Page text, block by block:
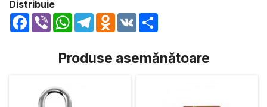
Distribuie
Facebook
Viber WhatsApp
TelegramOdnoklassniki
VK
Produse asemănătoare